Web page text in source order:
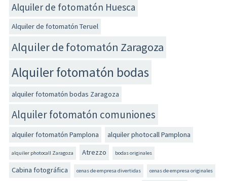
Alquiler de fotomatón Huesca
Alquiler de fotomatón Teruel
Alquiler de fotomatón Zaragoza
Alquiler fotomatón bodas
alquiler fotomatón bodas Zaragoza
Alquiler fotomatón comuniones
alquiler fotomatón Pamplona alquiler photocall Pamplona
alquiler photocall Zaragoza Atrezzo bodas originales
Cabina fotográfica cenas de empresa divertidas cenas de empresa originales